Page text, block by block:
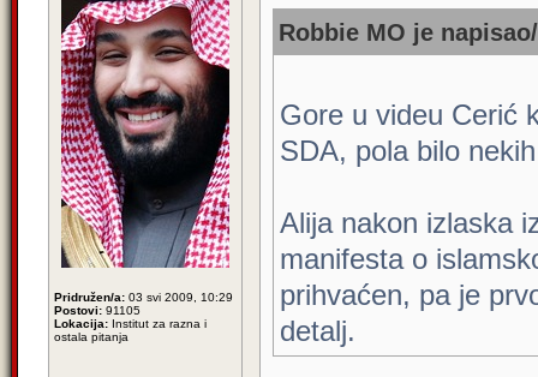
Pridružen/a: 03 svi 2009, 10:29
Postovi: 91105
Lokacija: Institut za razna i
ostala pitanja
Robbie MO je
Gore u videu Cerić
SDA, pola bilo
Alija nakon izlaska
manifesta o
prihvaćen, pa je
detalj.